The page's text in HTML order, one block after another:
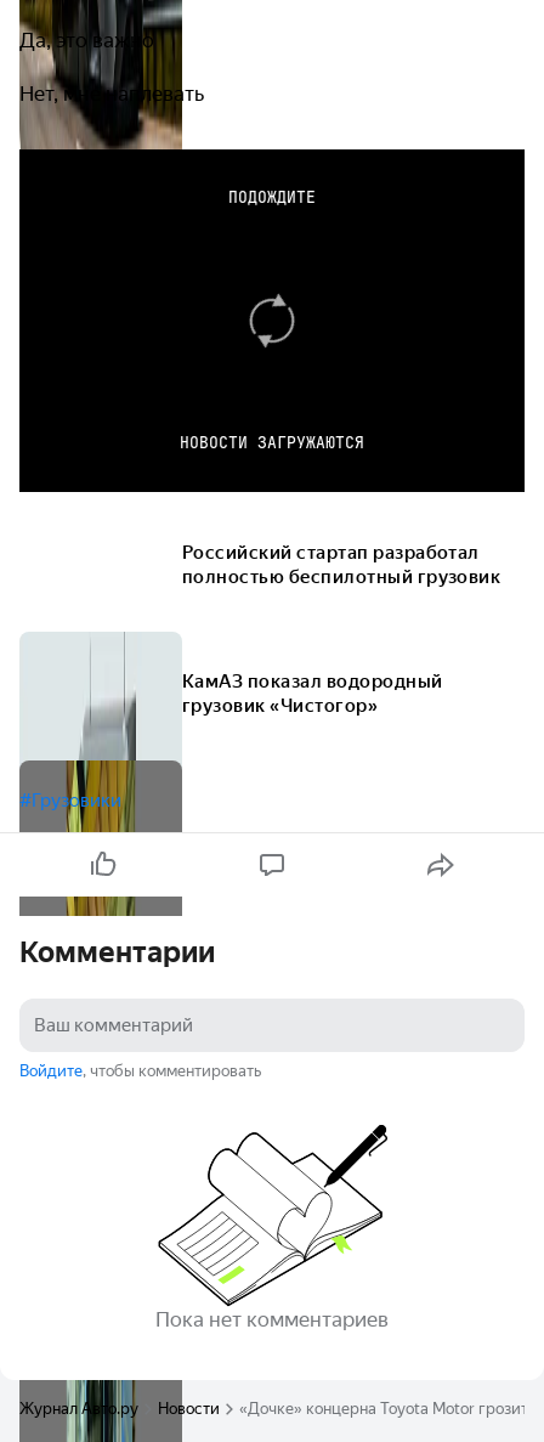
Да, это важно
Нет, мне наплевать
ПОДОЖДИТЕ
НОВОСТИ ЗАГРУЖАЮТСЯ
Российский стартап разработал
полностью беспилотный грузовик
КамАЗ показал водородный
грузовик «Чистогор»
#Грузовики
Комментарии
Войдите, чтобы комментировать
Пока нет комментариев
Журнал Авто.ру Новости «Дочке» концерна Toyota Motor грозит